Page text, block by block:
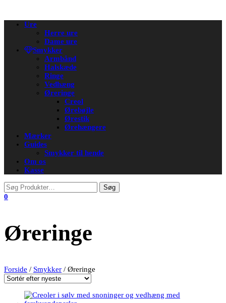
navigation
Ure
Herre ure
Dame ure
Smykker
Armbånd
Halskæde
Ringe
Vedhæng
Øreringe
Creol
Ørebøjle
Ørestik
Ørehængere
Mærker
Guides
Smykker til hende
Om os
Kasse
0
Øreringe
Forside / Smykker / Øreringe